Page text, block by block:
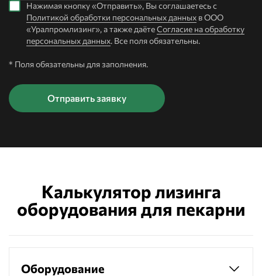
Нажимая кнопку «Отправить», Вы соглашаетесь с
Политикой обработки персональных данных в ООО
«Уралпромлизинг», а также даётеСогласие на обработку
персональных данных. Все поля обязательны.
* Поля обязательны для заполнения.
Калькулятор лизинга
оборудования для пекарни
Оборудование